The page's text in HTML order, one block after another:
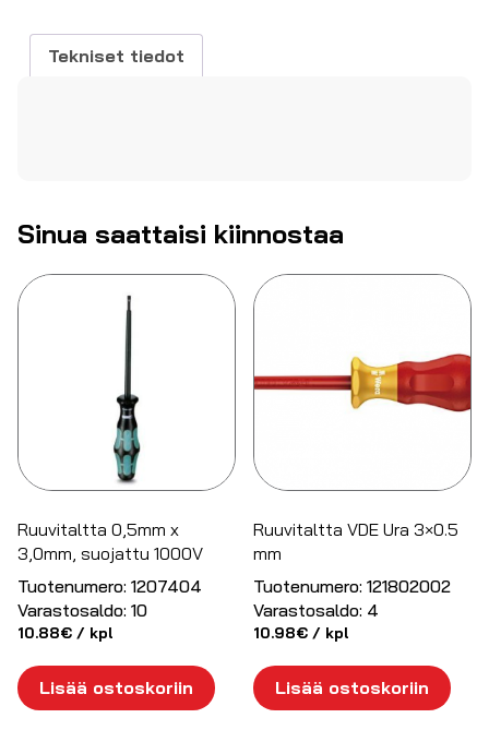
Tekniset tiedot
Sinua saattaisi kiinnostaa
Ruuvitaltta 0,5mm x
3,0mm, suojattu 1000V
Tuotenumero: 1207404
Varastosaldo: 10
10.88€ / kpl
Lisää ostoskoriin
Ruuvitaltta VDE Ura 3×0.5
mm
Tuotenumero: 121802002
Varastosaldo: 4
10.98€ / kpl
Lisää ostoskoriin